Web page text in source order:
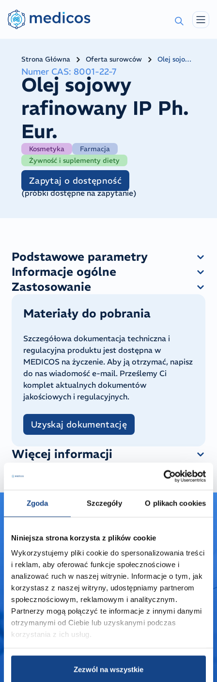
Zgoda Szczegóły O plikach cookies
Niniejsza strona korzysta z plików cookie
Wykorzystujemy pliki cookie do spersonalizowania treści
i reklam, aby oferować funkcje społecznościowe i
analizować ruch w naszej witrynie. Informacje o tym, jak
korzystasz z naszej witryny, udostępniamy partnerom
społecznościowym, reklamowym i analitycznym.
Partnerzy mogą połączyć te informacje z innymi danymi
otrzymanymi od Ciebie lub uzyskanymi podczas
korzystania z ich usług.
Zezwól na wszystkie
Strona Główna Oferta surowców Olej sojowy rafinowany IP Ph. Eur.
Numer CAS: 8001-22-7
Olej sojowy
rafinowany IP Ph.
Eur.
Kosmetyka
Farmacja
Żywność i suplementy diety
Zapytaj o dostępność
(próbki dostępne na zapytanie)
Podstawowe parametry
Informacje ogólne
Zastosowanie
Materiały do pobrania
Szczegółowa dokumentacja techniczna i
regulacyjna produktu jest dostępna w
MEDICOS na życzenie. Aby ją otrzymać, napisz
do nas wiadomość e-mail. Prześlemy Ci
komplet aktualnych dokumentów
jakościowych i regulacyjnych.
Uzyskaj dokumentację
Więcej informacji
którego potrzebujesz?
Jeśli nie mogłeś znaleźć produktu, który
Cię interesuje, prosimy o kontakt poprzez
formularz kontaktowy.
Skontaktuj się